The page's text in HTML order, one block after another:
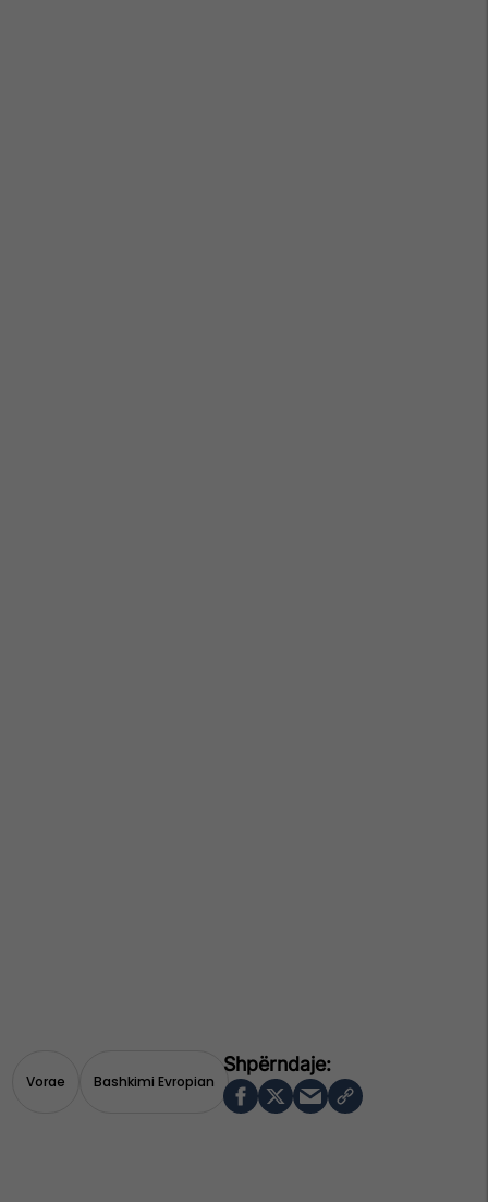
Vorae Bashkimi Evropian